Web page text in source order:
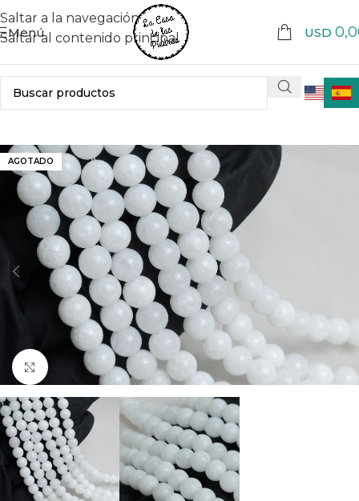
Saltar a la navegación
Saltar al contenido principal
Menú USD
AGOTADO
Haga clic para ampliar